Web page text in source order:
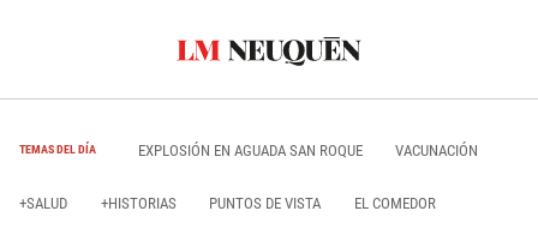
TEMAS DEL DÍA EXPLOSIÓN EN AGUADA SAN ROQUE VACUNACIÓN
+SALUD +HISTORIAS PUNTOS DE VISTA EL COMEDOR